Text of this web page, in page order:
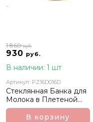
930 руб.
1 860руб.
В наличии: 1 шт
Артикул: PZ16D016D
Стеклянная Банка для
Молока в Плетеной
Корзинке
В корзину